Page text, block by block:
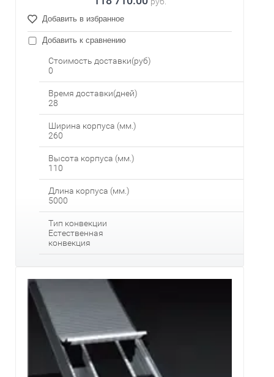
Добавить в избранное
Добавить к сравнению
Стоимость доставки(руб)
0
Время доставки(дней)
28
Ширина корпуса (мм.)
260
Высота корпуса (мм.)
110
Длина корпуса (мм.)
5000
Тип конвекции
Естественная
конвекция